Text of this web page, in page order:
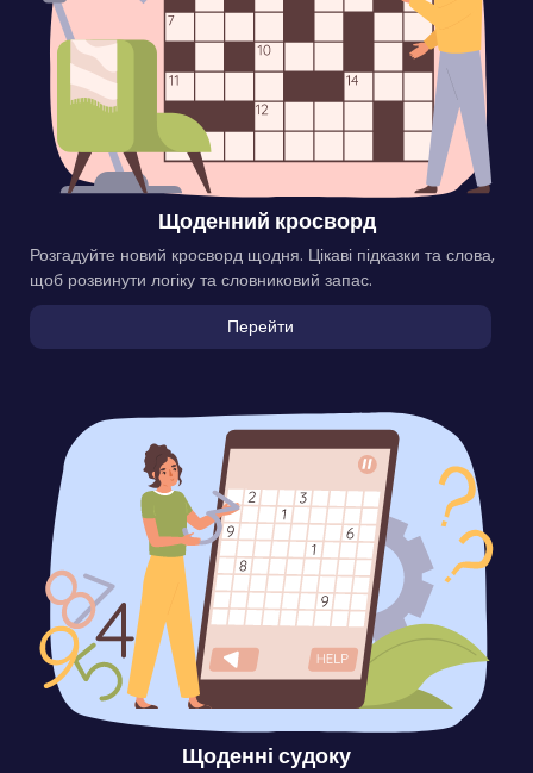
Щоденний кросворд
Розгадуйте новий кросворд щодня. Цікаві підказки та слова,
щоб розвинути логіку та словниковий запас.
Перейти
Щоденні судоку